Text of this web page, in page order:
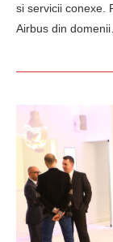
si servicii conexe.
Airbus din